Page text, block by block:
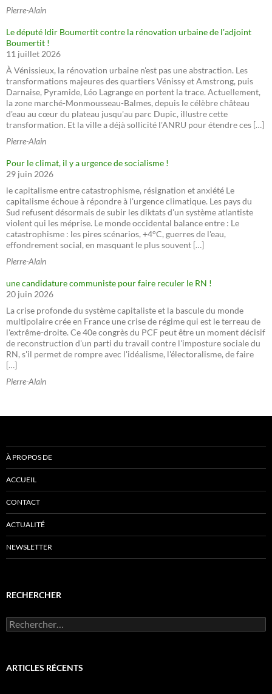
Pierre-Alain
Le député Idir Boumertit contre la rénovation urbaine de l'adjoint
Boumertit !
11 juillet 2026
À Vénissieux, la rénovation urbaine n'est pas une abstraction. Les
transformations majeures des quartiers Vénissy et Amstrong, puis
Darnaise, Pyramide, Léo Lagrange en portent la trace. Actuellement,
la zone marché-Monmousseau-Balmes, depuis le célèbre château
d'eau au cœur du plateau jusqu'au parc Dupic, illustre cette
transformation. Et la ville a déjà sollicité l'ANRU pour étendre ces […]
Pierre-Alain
Pour le climat, il y a urgence de socialisme !
29 juin 2026
le capitalisme entre catastrophisme, résignation et anxiété Le
capitalisme échoue à répondre à l'urgence climatique. Les pays du
Sud refusent désormais de subir les diktats d'un système atlantiste
violent qui les méprise. Le monde occidental balance entre : Le
catastrophisme : les pires scénarios, +4°C, guerres de l'eau,
effondrement social, en masquant le plus souvent […]
Pierre-Alain
une candidature communiste pour faire reculer le RN !
20 juin 2026
La crise profonde du système capitaliste et la bascule du monde
multipolaire crée en France une crise de régime qui est le terreau de
l'extrême-droite. Ce 40e congrès du PCF peut être un moment décisif
de reconstruction d'un parti du travail contre l'imposture sociale du
RN, s'il permet de rompre avec l'idéalisme, l'électoralisme, de faire
[…]
Pierre-Alain
À PROPOS DE
ACCUEIL
CONTACT
ACTUALITÉ
NEWSLETTER
RECHERCHER
Rechercher :
ARTICLES RÉCENTS